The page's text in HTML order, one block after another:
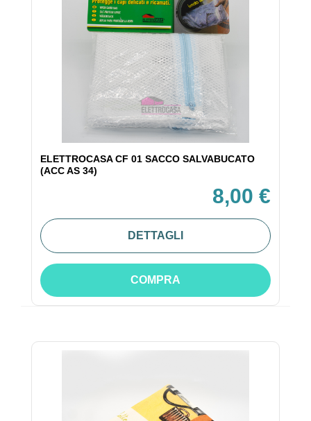
ELETTROCASA CF 01 SACCO SALVABUCATO
(ACC AS 34)
8,00 €
DETTAGLI
COMPRA